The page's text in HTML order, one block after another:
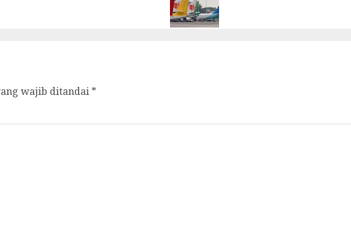
wajib ditandai *